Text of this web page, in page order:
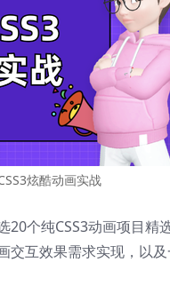
炫酷动画实战
20个纯CSS3动画项目
交互效果需求实现，以